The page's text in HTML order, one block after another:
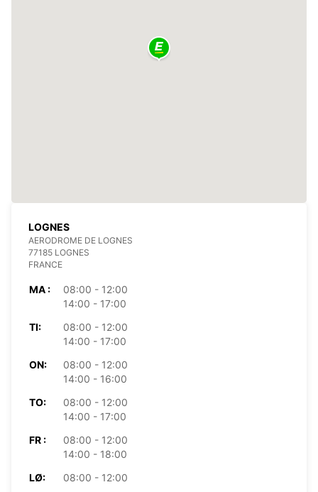
LOGNES
AERODROME DE LOGNES
77185 LOGNES
FRANCE
MA :
08:00 - 12:00
14:00 - 17:00
TI:
08:00 - 12:00
14:00 - 17:00
ON:
08:00 - 12:00
14:00 - 16:00
TO:
08:00 - 12:00
14:00 - 17:00
FR :
08:00 - 12:00
14:00 - 18:00
LØ:
08:00 - 12:00